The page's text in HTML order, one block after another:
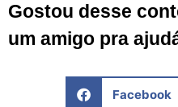
Gostou desse
um amigo pra
Facebook